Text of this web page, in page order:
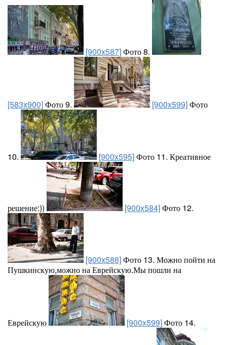
[900x587]Фото 8.
[583x900]Фото 9. [900x599]Фото
10. [900x595]Фото 11. Креативное
решение:)) [900x584]Фото 12.
[900x588]Фото 13. Можно пойти на
Пушкинскую,можно на Еврейскую.Мы пошли на
Еврейскую [900x599]Фото 14.